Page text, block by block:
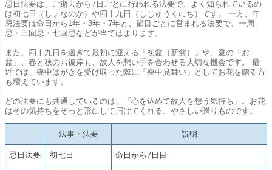
忌日法要は、ご逝去から7日ごとに行われる法要で、よく知られているの
は初七日（しょなのか）や四十九日（しじゅうくにち）です。 一方、年
忌法要は命日から1年・3年・7年と、節目ごとに営まれる法要で、一周
忌・三回忌・七回忌などが当てはまります。
また、四十九日を過ぎて最初に迎える「初盆（新盆）」や、夏の「お
盆」、春と秋のお彼岸も、故人を想い手を合わせる大切な機会です。 最
近では、喪中はがきを受け取った際に「喪中見舞い」としてお花を贈る方
も増えています。
どの法要にも共通しているのは、「心を込めて故人を想う気持ち」。お花
はその気持ちをそっと形にして届けてくれる、やさしい贈りものです。
法事・法要 説明
忌日法要 初七日 命日から7日目